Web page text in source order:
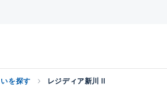
を探す レジディア新川Ⅱ